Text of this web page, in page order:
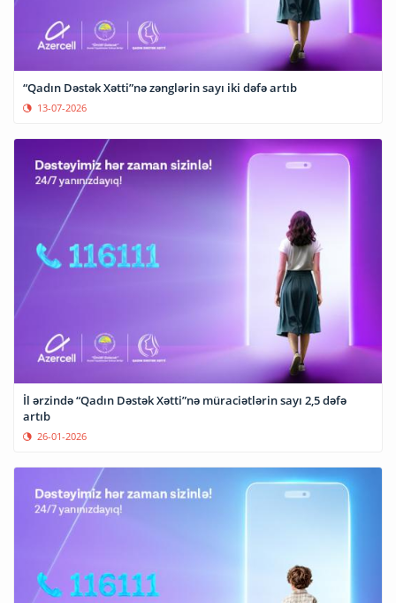
“Qadın Dəstək Xətti”nə zənglərin sayı iki dəfə artıb
13-07-2026
İl ərzində “Qadın Dəstək Xətti”nə müraciətlərin sayı 2,5 dəfə
artıb
26-01-2026